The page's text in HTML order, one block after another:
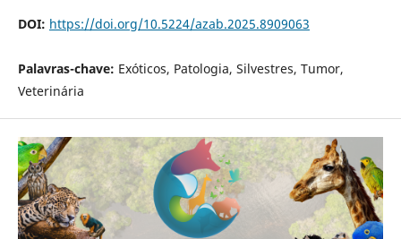
DOI: https://doi.org/10.5224/azab.2025.8909063
Palavras-chave: Exóticos, Patologia, Silvestres, Tumor,
Veterinária